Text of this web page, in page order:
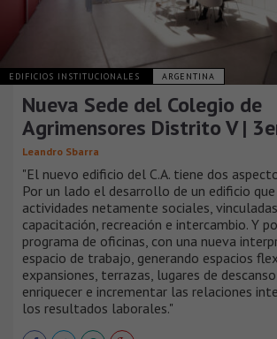
EDIFICIOS INSTITUCIONALES ARGENTINA
Nueva Sede del Colegio de
Agrimensores Distrito V |
Leandro Sbarra
"El nuevo edificio del C.A. tiene dos
Por un lado el desarrollo de un edificio
actividades netamente sociales,
capacitación, recreación e intercambio. Y
programa de oficinas, con una nueva
espacio de trabajo, generando espacios
expansiones, terrazas, lugares de
enriquecer e incrementar las relaciones
los resultados laborales."